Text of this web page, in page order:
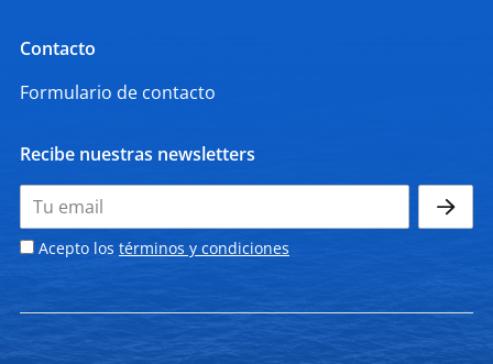
Contacto
Formulario de contacto
Recibe nuestras newsletters
Acepto los términos y condiciones